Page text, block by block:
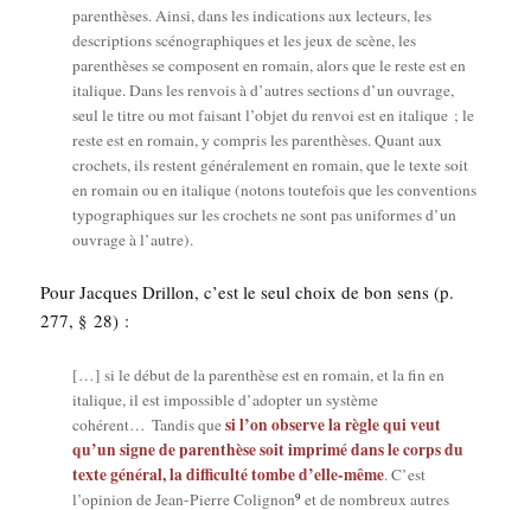
paren­thèses. Ain­si, dans les indi­ca­tions aux lec­teurs, les
des­crip­tions scé­no­gra­phiques et les jeux de scène, les
paren­thèses se com­posent en romain, alors que le reste est en
ita­lique. Dans les ren­vois à d’autres sec­tions d’un ouvrage,
seul le titre ou mot fai­sant l’objet du ren­voi est en ita­lique ; le
reste est en romain, y com­pris les paren­thèses. Quant aux
cro­chets, ils res­tent géné­ra­le­ment en romain, que le texte soit
en romain ou en ita­lique (notons tou­te­fois que les conven­tions
typo­gra­phiques sur les cro­chets ne sont pas uni­formes d’un
ouvrage à l’autre).
Pour Jacques Drillon, c’est le seul choix de bon sens (p.
277, § 28) :
[…] si le début de la paren­thèse est en romain, et la fin en
ita­lique, il est impos­sible d’adopter un sys­tème
cohé­rent… Tan­dis quesi l’on observe la règle qui veut
qu’un signe de paren­thèse soit impri­mé dans le corps du
texte géné­ral, la dif­fi­cul­té tombe d’elle-même. C’est
l’opinion de Jean-Pierre Coli­gnon9 et de nom­breux autres